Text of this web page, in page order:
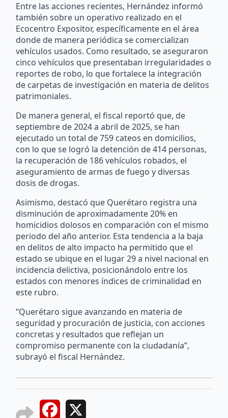
Entre las acciones recientes, Hernández informó
también sobre un operativo realizado en el
Ecocentro Expositor, específicamente en el área
donde de manera periódica se comercializan
vehículos usados. Como resultado, se aseguraron
cinco vehículos que presentaban irregularidades o
reportes de robo, lo que fortalece la integración
de carpetas de investigación en materia de delitos
patrimoniales.
De manera general, el fiscal reportó que, de
septiembre de 2024 a abril de 2025, se han
ejecutado un total de 759 cateos en domicilios,
con lo que se logró la detención de 414 personas,
la recuperación de 186 vehículos robados, el
aseguramiento de armas de fuego y diversas
dosis de drogas.
Asimismo, destacó que Querétaro registra una
disminución de aproximadamente 20% en
homicidios dolosos en comparación con el mismo
periodo del año anterior. Esta tendencia a la baja
en delitos de alto impacto ha permitido que el
estado se ubique en el lugar 29 a nivel nacional en
incidencia delictiva, posicionándolo entre los
estados con menores índices de criminalidad en
este rubro.
“Querétaro sigue avanzando en materia de
seguridad y procuración de justicia, con acciones
concretas y resultados que reflejan un
compromiso permanente con la ciudadanía”,
subrayó el fiscal Hernández.
Facebook